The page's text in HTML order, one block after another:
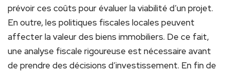
prévoir ces coûts pour évaluer la viabilité d’un projet.
En outre, les politiques fiscales locales peuvent
affecter la valeur des biens immobiliers. De ce fait,
une analyse fiscale rigoureuse est nécessaire avant
de prendre des décisions d’investissement. En fin de